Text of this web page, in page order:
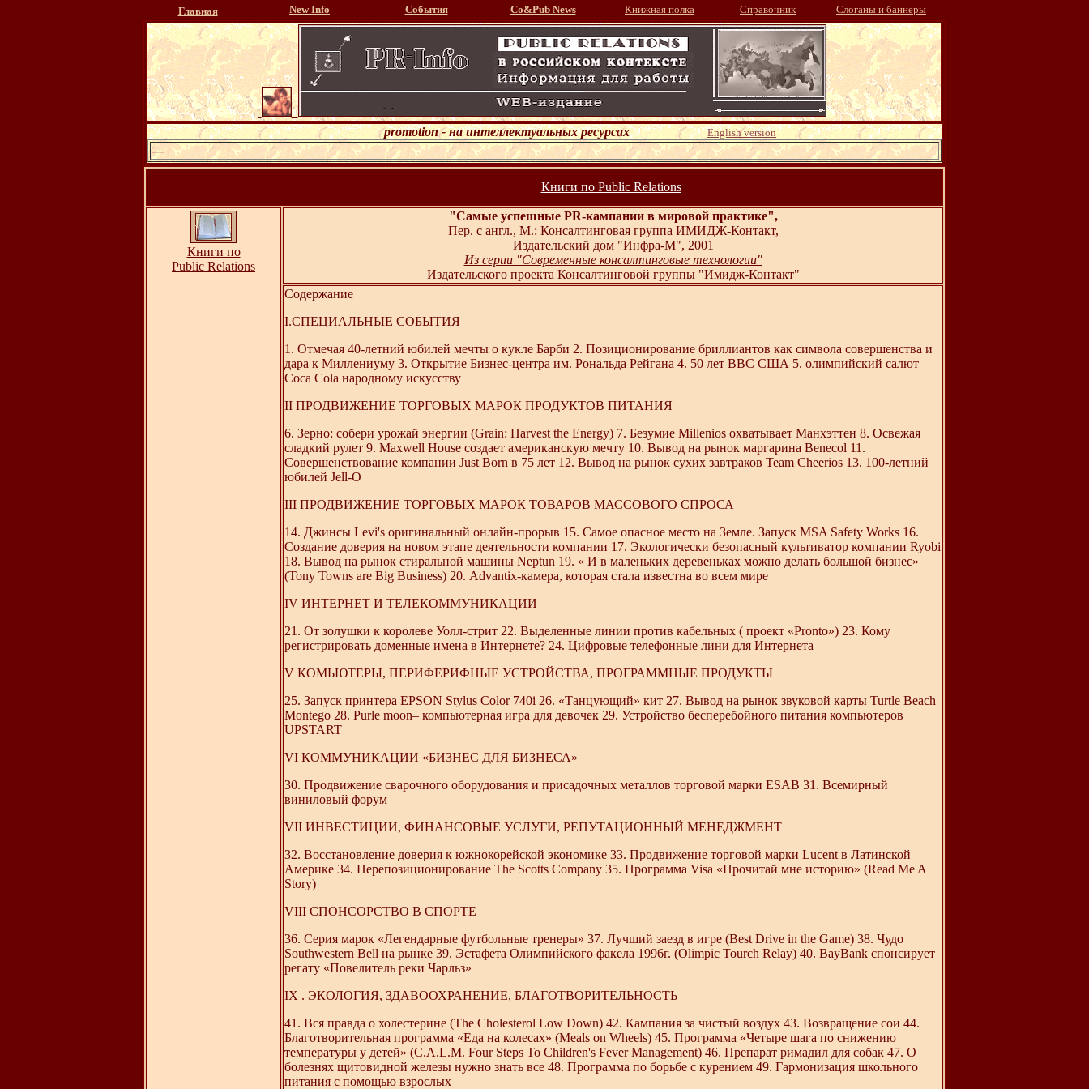
Главная New Info События Со&Pub News Книжная полка Справочник Слоганы и баннеры
promotion - на интеллектуальных ресурсах English version
---
Книги по Public Relations
Книги по
Public Relations
"Самые успешные PR-кампании в мировой практике",
Пер. с англ., М.: Консалтинговая группа ИМИДЖ-Контакт,
Издательский дом "Инфра-М", 2001
Из серии "Современные консалтинговые технологии"
Издательского проекта Консалтинговой группы "Имидж-Контакт"
Содержание
I.СПЕЦИАЛЬНЫЕ СОБЫТИЯ
1. Отмечая 40-летний юбилей мечты о кукле Барби 2. Позиционирование бриллиантов как символа совершенства и
дара к Миллениуму 3. Открытие Бизнес-центра им. Рональда Рейгана 4. 50 лет ВВС США 5. олимпийский салют
Coca Cola народному искусству
II ПРОДВИЖЕНИЕ ТОРГОВЫХ МАРОК ПРОДУКТОВ ПИТАНИЯ
6. Зерно: собери урожай энергии (Grain: Harvest the Energy) 7. Безумие Millenios охватывает Манхэттен 8. Освежая
сладкий рулет 9. Maxwell House создает американскую мечту 10. Вывод на рынок маргарина Benecol 11.
Совершенствование компании Just Born в 75 лет 12. Вывод на рынок сухих завтраков Team Cheerios 13. 100-летний
юбилей Jell-O
III ПРОДВИЖЕНИЕ ТОРГОВЫХ МАРОК ТОВАРОВ МАССОВОГО СПРОСА
14. Джинсы Levi's оригинальный онлайн-прорыв 15. Самое опасное место на Земле. Запуск MSA Safety Works 16.
Cоздание доверия на новом этапе деятельности компании 17. Экологически безопасный культиватор компании Ryobi
18. Вывод на рынок стиральной машины Neptun 19. « И в маленьких деревеньках можно делать большой бизнес»
(Tony Towns are Big Business) 20. Advantix-камера, которая стала известна во всем мире
IV ИНТЕРНЕТ И ТЕЛЕКОММУНИКАЦИИ
21. От золушки к королеве Уолл-стрит 22. Выделенные линии против кабельных ( проект «Pronto») 23. Кому
регистрировать доменные имена в Интернете? 24. Цифровые телефонные лини для Интернета
V КОМЬЮТЕРЫ, ПЕРИФЕРИФНЫЕ УСТРОЙСТВА, ПРОГРАММНЫЕ ПРОДУКТЫ
25. Запуск принтера EPSON Stylus Color 740i 26. «Танцующий» кит 27. Вывод на рынок звуковой карты Turtle Beach
Montego 28. Purle moon– компьютерная игра для девочек 29. Устройство бесперебойного питания компьютеров
UPSTART
VI КОММУНИКАЦИИ «БИЗНЕС ДЛЯ БИЗНЕСА»
30. Продвижение сварочного оборудования и присадочных металлов торговой марки ESAB 31. Всемирный
виниловый форум
VII ИНВЕСТИЦИИ, ФИНАНСОВЫЕ УСЛУГИ, РЕПУТАЦИОННЫЙ МЕНЕДЖМЕНТ
32. Восстановление доверия к южнокорейской экономике 33. Продвижение торговой марки Lucent в Латинской
Америке 34. Перепозиционирование The Scotts Company 35. Программа Visa «Прочитай мне историю» (Read Me A
Story)
VIII СПОНСОРСТВО В СПОРТЕ
36. Серия марок «Легендарные футбольные тренеры» 37. Лучший заезд в игре (Best Drive in the Game) 38. Чудо
Southwestern Bell на рынке 39. Эстафета Олимпийского факела 1996г. (Olimpic Tourch Relay) 40. BayBank спонсирует
регату «Повелитель реки Чарльз»
IX . ЭКОЛОГИЯ, ЗДАВООХРАНЕНИЕ, БЛАГОТВОРИТЕЛЬНОСТЬ
41. Вся правда о холестерине (The Cholesterol Low Down) 42. Кампания за чистый воздух 43. Возвращение сои 44.
Благотворительная программа «Еда на колесах» (Meals on Wheels) 45. Программа «Четыре шага по снижению
температуры у детей» (C.A.L.M. Four Steps To Children's Fever Management) 46. Препарат римадил для собак 47. О
болезнях щитовидной железы нужно знать все 48. Программа по борьбе с курением 49. Гармонизация школьного
питания с помощью взрослых